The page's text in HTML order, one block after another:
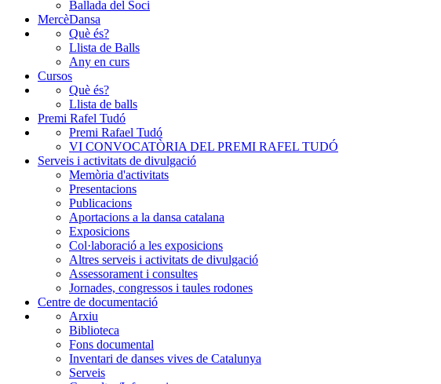
Ballada del Soci
MercèDansa
Què és?
Llista de Balls
Any en curs
Cursos
Què és?
Llista de balls
Premi Rafel Tudó
Premi Rafael Tudó
VI CONVOCATÒRIA DEL PREMI RAFEL TUDÓ
Serveis i activitats de divulgació
Memòria d'activitats
Presentacions
Publicacions
Aportacions a la dansa catalana
Exposicions
Col·laboració a les exposicions
Altres serveis i activitats de divulgació
Assessorament i consultes
Jornades, congressos i taules rodones
Centre de documentació
Arxiu
Biblioteca
Fons documental
Inventari de danses vives de Catalunya
Serveis